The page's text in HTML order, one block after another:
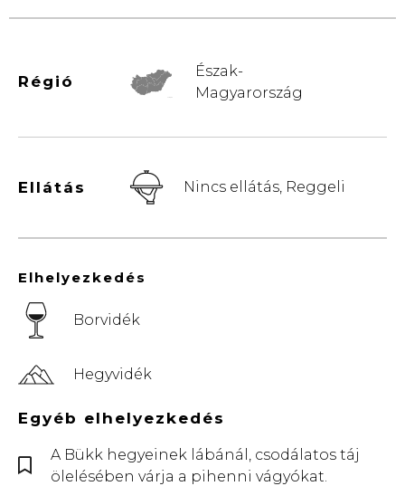
Régió
Észak-
Magyarország
Ellátás Nincs ellátás, Reggeli
Elhelyezkedés
Borvidék
Hegyvidék
Egyéb elhelyezkedés
A Bükk hegyeinek lábánál, csodálatos táj
ölelésében várja a pihenni vágyókat.